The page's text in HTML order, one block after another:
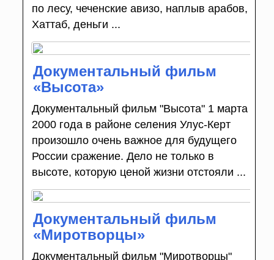
по лесу, чеченские авизо, наплыв арабов,
Хаттаб, деньги ...
Документальный фильм
«Высота»
Документальный фильм "Высота" 1 марта
2000 года в районе селения Улус-Керт
произошло очень важное для будущего
России сражение. Дело не только в
высоте, которую ценой жизни отстояли ...
Документальный фильм
«Миротворцы»
Документальный фильм "Миротворцы"